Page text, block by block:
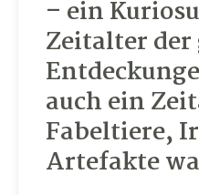
– ein
Zeitalter
auch ein
Fabeltiere,
Artefakte